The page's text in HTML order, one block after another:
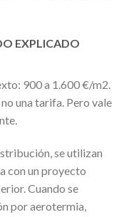
EXPLICADO
900 a 1.600 €/m2.
una tarifa. Pero vale
se utilizan
con un proyecto
Cuando se
por aerotermia,